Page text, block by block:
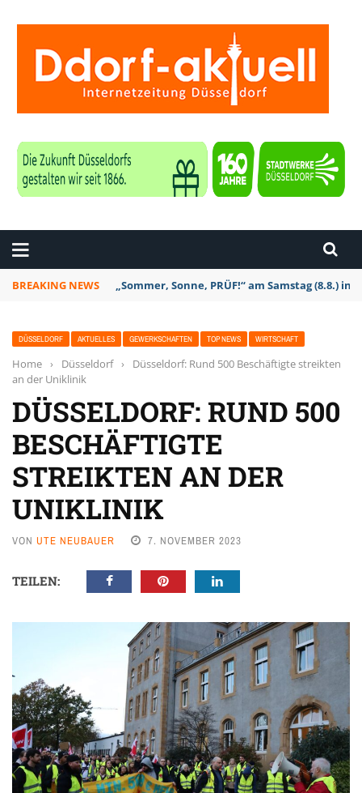
BREAKING NEWS „Sommer, Sonne, PRÜF!“ am Samstag (8.8.) in
DÜSSELDORF AKTUELLES GEWERKSCHAFTEN TOP NEWS WIRTSCHAFT
Home › Düsseldorf ›
Düsseldorf: Rund 500 Beschäftigte streikten
an der Uniklinik
DÜSSELDORF: RUND 500
BESCHÄFTIGTE
STREIKTEN AN DER
UNIKLINIK
VON UTE NEUBAUER 7. NOVEMBER 2023
TEILEN: